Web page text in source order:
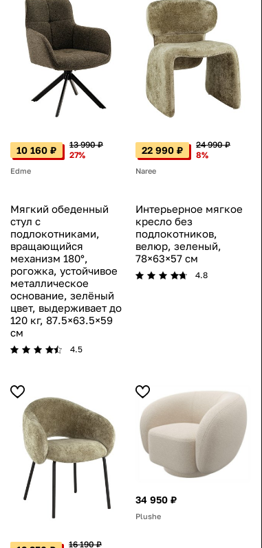
10 160 ₽
13 990 ₽
27%
Edme
Мягкий обеденный
стул с
подлокотниками,
вращающийся
механизм 180°,
рогожка, устойчивое
металлическое
основание, зелёный
цвет, выдерживает до
120 кг, 87.5×63.5×59
см
4.5
22 990 ₽
24 990 ₽
8%
Naree
Интерьерное мягкое
кресло без
подлокотников,
велюр, зеленый,
78×63×57 см
4.8
16 190 ₽
34 950 ₽
Plushe